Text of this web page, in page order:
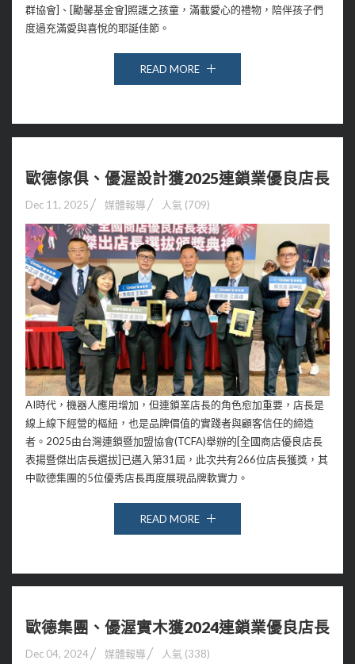
群協會]、[勵馨基金會]照護之孩童，滿載愛心的禮物，陪伴孩子們
度過充滿愛與喜悅的耶誕佳節。
READ MORE
歐德傢俱、優渥設計獲2025連鎖業優良店長
Dec 11, 2025 媒體報導 人氣 (709)
AI時代，機器人應用增加，但連鎖業店長的角色愈加重要，店長是
線上線下經營的樞紐，也是品牌價值的實踐者與顧客信任的締造
者。2025由台灣連鎖暨加盟協會(TCFA)舉辦的[全國商店優良店長
表揚暨傑出店長選拔]已邁入第31屆，此次共有266位店長獲獎，其
中歐德集團的5位優秀店長再度展現品牌軟實力。
READ MORE
歐德集團、優渥實木獲2024連鎖業優良店長
Dec 04, 2024 媒體報導 人氣 (338)